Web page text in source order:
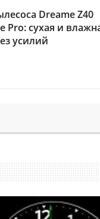
Dreame Z40
Pro: сухая и
усилий